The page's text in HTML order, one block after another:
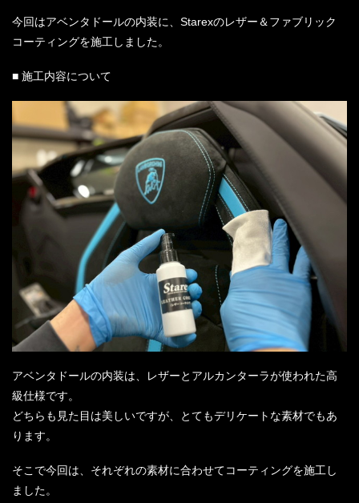
今回はアベンタドールの内装に、Starexのレザー＆ファブリック
コーティングを施工しました。
■ 施工内容について
アベンタドールの内装は、レザーとアルカンターラが使われた高
級仕様です。
どちらも見た目は美しいですが、とてもデリケートな素材でもあ
ります。
そこで今回は、それぞれの素材に合わせてコーティングを施工し
ました。